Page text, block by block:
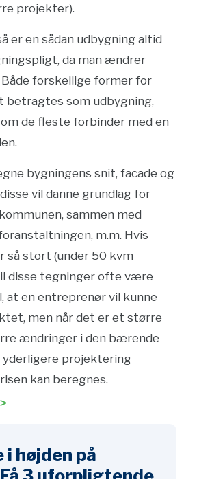
projekter).
er en sådan udbygning altid
da man ændrer
Både forskellige former for
betragtes som udbygning,
de fleste forbinder med en
bygningens snit, facade og
vil danne grundlag for
sammen med
m.m. Hvis
så stort (under 50 kvm
disse tegninger ofte være
en entreprenør vil kunne
men når det er et større
ændringer i den bærende
projektering
kan beregnes.
højden på